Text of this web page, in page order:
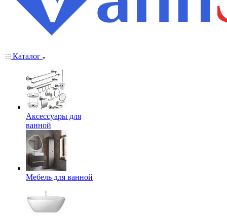
Каталог
Аксессуары для
ванной
Мебель для ванной